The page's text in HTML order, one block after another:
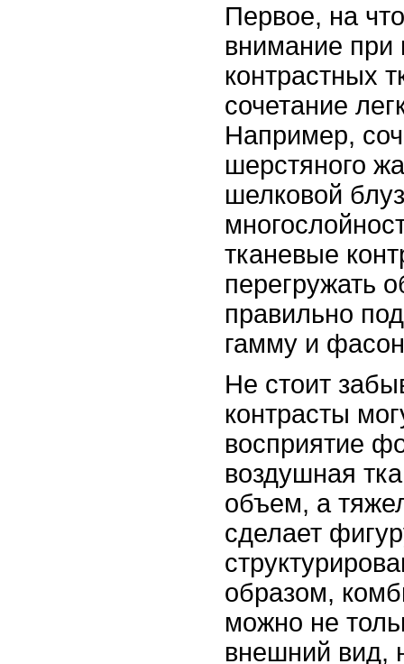
Первое, на
внимание при
контрастных
сочетание
Например,
шерстяного
шелковой
тканевые
перегружать
правильно
гамму и
Не стоит
контрасты
восприятие
воздушная
объем, а
сделает
образом,
можно не
внешний вид,